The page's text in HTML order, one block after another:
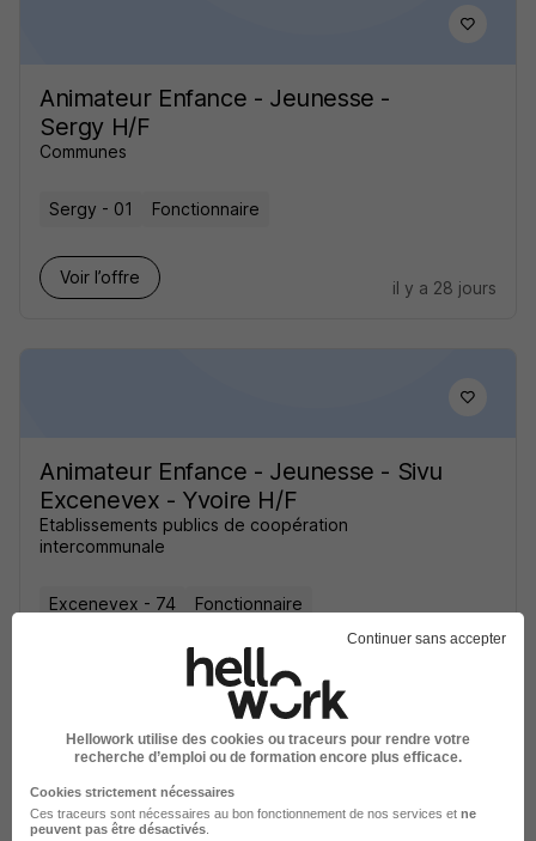
Animateur Enfance - Jeunesse -
Sergy H/F
Communes
Sergy - 01 Fonctionnaire
Voir l’offre
il y a 28 jours
Animateur Enfance - Jeunesse - Sivu
Excenevex - Yvoire H/F
Etablissements publics de coopération
intercommunale
Excenevex - 74 Fonctionnaire
Continuer sans accepter
Hellowork utilise des cookies ou traceurs pour rendre votre
recherche d’emploi ou de formation encore plus efficace.
Cookies strictement nécessaires
Ces traceurs sont nécessaires au bon fonctionnement de nos services et ne
peuvent pas être désactivés